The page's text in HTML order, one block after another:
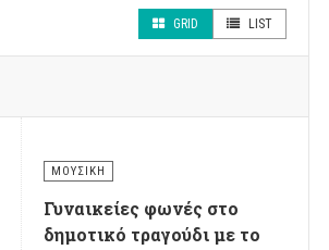
GRID LIST
ΜΟΥΣΙΚΉ
Γυναικείες φωνές στο
δημοτικό τραγούδι με το